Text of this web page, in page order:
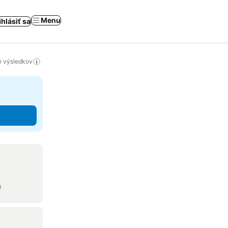
sa Menu
výsledkov